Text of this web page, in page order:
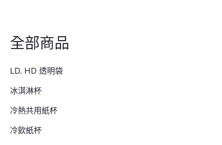
全部商品
LD. HD 透明袋
冰淇淋杯
冷熱共用紙杯
冷飲紙杯